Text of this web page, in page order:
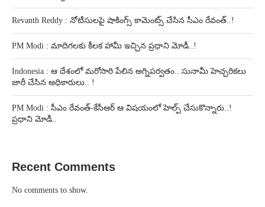
Revanth Reddy : నోటీసులపై షాకింగ్స్ కామెంట్స్ చేసిన సీఎం రేవంత్..!
PM Modi : మాదిగలకు కీలక హామీ ఇచ్చిన ప్రధాని మోడీ..!
Indonesia : ఆ దేశంలో మరోసారి పేలిన అగ్నిపర్వతం.. సునామీ హెచ్చరికలు
జారీ చేసిన అధికారులు.. !
PM Modi : సీఎం రేవంత్-కేసీఆర్ ఆ విషయంలో హెల్ప్ చేసుకొన్నారు..!
ప్రధాని మోడీ..
Recent Comments
No comments to show.